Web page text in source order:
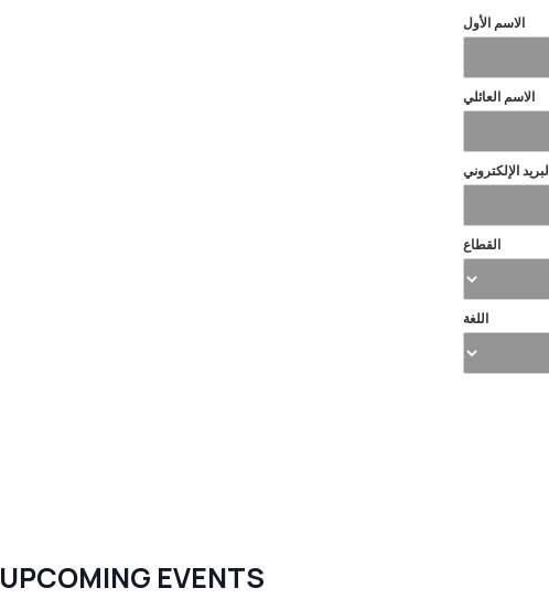
الاسم الأول
الاسم العائلي
البريد الإلكتروني
القطاع
اللغة
UPCOMING EVENTS